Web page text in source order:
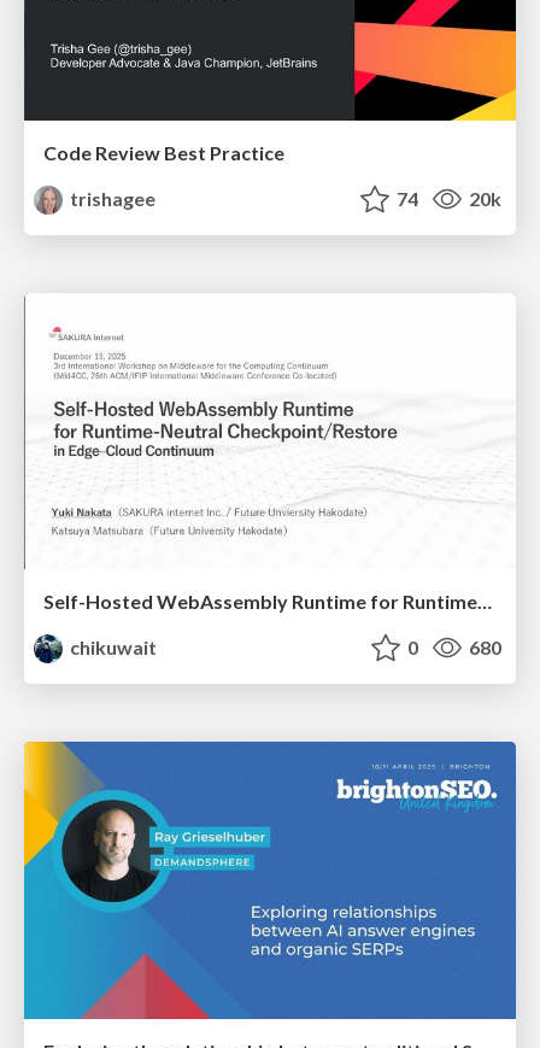
Code Review Best Practice
trishagee
74 20k
Self-Hosted WebAssembly Runtime for Runtime-Neutral Checkpoint/Restore in Edge–Cloud Continuum
chikuwait
0 680